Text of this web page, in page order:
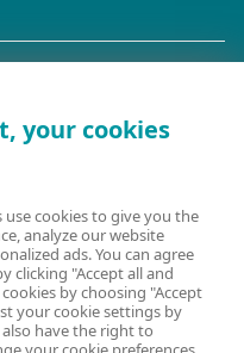
your cookies
cookies to give you the
analyze our website
ads. You can agree
clicking "Accept all and
by choosing "Accept
your cookie settings by
have the right to